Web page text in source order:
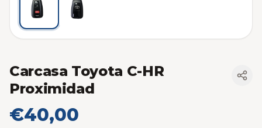
Carcasa Toyota C-HR
Proximidad
€40,00